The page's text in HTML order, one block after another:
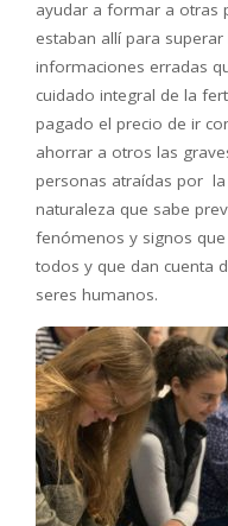
ayudar a formar a otras
estaban allí para
informaciones erradas
cuidado integral de la
pagado el precio de ir
ahorrar a otros las
personas atraídas por
naturaleza que sabe
fenómenos y signos
todos y que dan cuenta
seres humanos.